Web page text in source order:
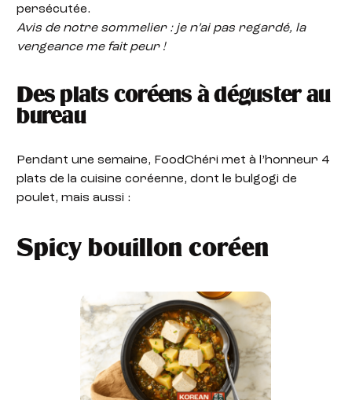
persécutée.
Avis de notre sommelier : je n’ai pas regardé, la
vengeance me fait peur !
Des plats coréens à déguster au
bureau
Pendant une semaine, FoodChéri met à l’honneur 4
plats de la cuisine coréenne, dont le bulgogi de
poulet, mais aussi :
Spicy bouillon coréen